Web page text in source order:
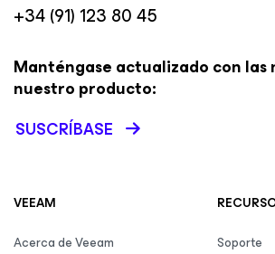
+34 (91) 123 80 45
Manténgase actualizado con las
nuestro producto:
SUSCRÍBASE
VEEAM
Acerca de Veeam
Soporte